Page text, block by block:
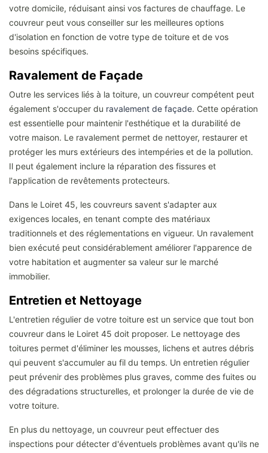
votre domicile, réduisant ainsi vos factures de chauffage. Le
couvreur peut vous conseiller sur les meilleures options
d'isolation en fonction de votre type de toiture et de vos
besoins spécifiques.
Ravalement de Façade
Outre les services liés à la toiture, un couvreur compétent peut
également s'occuper du ravalement de façade. Cette opération
est essentielle pour maintenir l'esthétique et la durabilité de
votre maison. Le ravalement permet de nettoyer, restaurer et
protéger les murs extérieurs des intempéries et de la pollution.
Il peut également inclure la réparation des fissures et
l'application de revêtements protecteurs.
Dans le Loiret 45, les couvreurs savent s'adapter aux
exigences locales, en tenant compte des matériaux
traditionnels et des réglementations en vigueur. Un ravalement
bien exécuté peut considérablement améliorer l'apparence de
votre habitation et augmenter sa valeur sur le marché
immobilier.
Entretien et Nettoyage
L'entretien régulier de votre toiture est un service que tout bon
couvreur dans le Loiret 45 doit proposer. Le nettoyage des
toitures permet d'éliminer les mousses, lichens et autres débris
qui peuvent s'accumuler au fil du temps. Un entretien régulier
peut prévenir des problèmes plus graves, comme des fuites ou
des dégradations structurelles, et prolonger la durée de vie de
votre toiture.
En plus du nettoyage, un couvreur peut effectuer des
inspections pour détecter d'éventuels problèmes avant qu'ils ne